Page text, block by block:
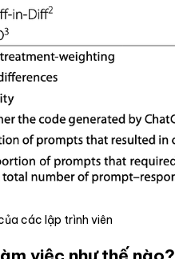
các lập trình viên